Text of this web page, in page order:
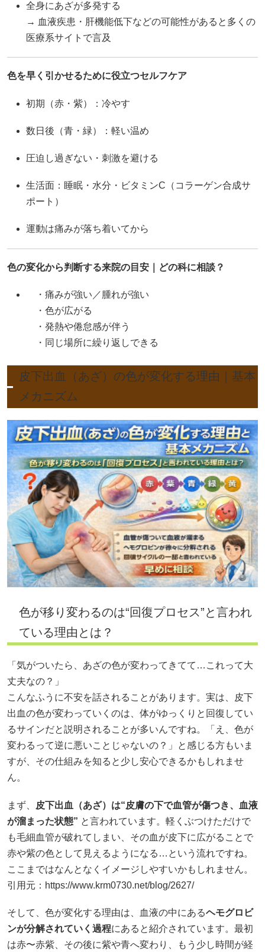
全身にあざが多発する
→ 血液疾患・肝機能低下などの可能性があると多くの
医療系サイトで言及
色を早く引かせるために役立つセルフケア
初期（赤・紫）：冷やす
数日後（青・緑）：軽い温め
圧迫し過ぎない・刺激を避ける
生活面：睡眠・水分・ビタミンC（コラーゲン合成サ
ポート）
運動は痛みが落ち着いてから
色の変化から判断する来院の目安｜どの科に相談？
・痛みが強い／腫れが強い
・色が広がる
・発熱や倦怠感が伴う
・同じ場所に繰り返しできる
皮下出血（あざ）の色が変化する理由｜基本
メカニズム
色が移り変わるのは“回復プロセス”と言われ
ている理由とは？
「気がついたら、あざの色が変わってきてて…これって大
丈夫なの？」
こんなふうに不安を話されることがあります。実は、皮下
出血の色が変わっていくのは、体がゆっくりと回復してい
るサインだと説明されることが多いんですね。「え、色が
変わるって逆に悪いことじゃないの？」と感じる方もいま
すが、その仕組みを知ると少し安心できるかもしれませ
ん。
まず、
皮下出血（あざ）は“皮膚の下で血管が傷つき、血液
が溜まった状態” と言われています。軽くぶつけただけで
も毛細血管が破れてしまい、その血が皮下に広がることで
赤や紫の色として見えるようになる…という流れですね。
ここまではなんとなくイメージしやすいかもしれません。
引用元： https://www.krm0730.net/blog/2627/
そして、色が変化する理由は、血液の中にあるヘモグロビ
ンが分解されていく過程にあると紹介されています。最初
は赤〜赤紫、その後に紫や青へ変わり、もう少し時間が経